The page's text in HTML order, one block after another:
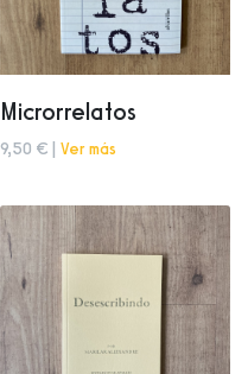
Microrrelatos
9,50 € | Ver más